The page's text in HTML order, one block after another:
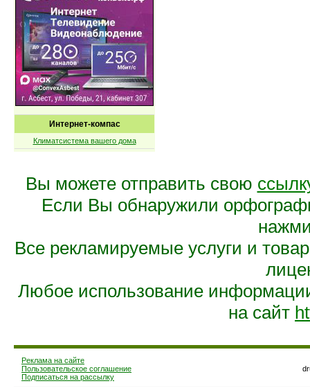
Интернет-компас
Климатсистема вашего дома
Вы можете отправить свою
Если Вы обнаружили
Все рекламируемые услуги и
Любое использование
на сайт
Реклама на сайте
Пользовательское соглашение
Подписаться на рассылку